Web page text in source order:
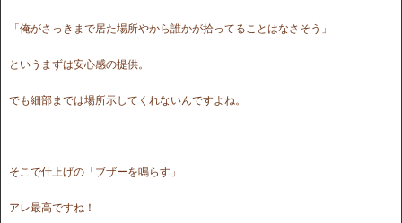
「俺がさっきまで居た場所やから誰かが拾ってることはなさそう」
というまずは安心感の提供。
でも細部までは場所示してくれないんですよね。
そこで仕上げの「ブザーを鳴らす」
アレ最高ですね！